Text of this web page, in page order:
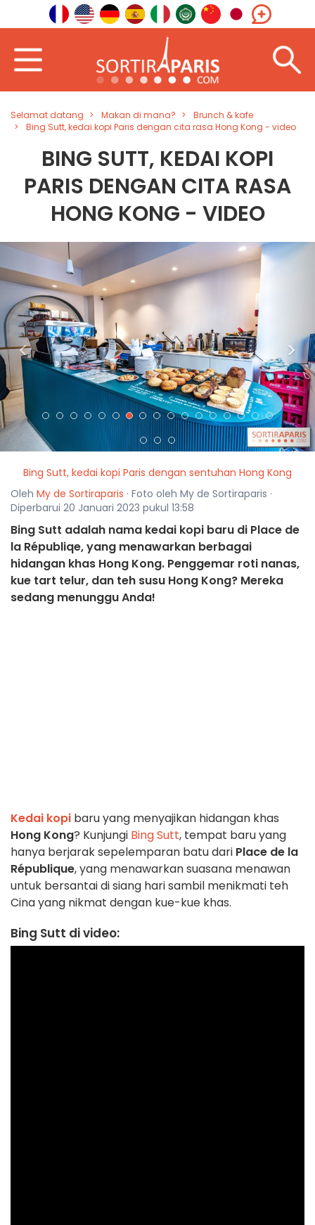
Selamat datang Makan di mana?
Brunch & kafe
Bing Sutt, kedai kopi Paris dengan cita rasa Hong Kong - video
BING SUTT, KEDAI KOPI
PARIS DENGAN CITA RASA
HONG KONG - VIDEO
< >
Bing Sutt, kedai kopi Paris dengan sentuhan Hong Kong
Oleh My de Sortiraparis · Foto oleh My de Sortiraparis ·
Diperbarui 20 Januari 2023 pukul 13:58
Bing Sutt adalah nama kedai kopi baru di Place de
la Républiqe, yang menawarkan berbagai
hidangan khas Hong Kong. Penggemar roti nanas,
kue tart telur, dan teh susu Hong Kong? Mereka
sedang menunggu Anda!
Kedai kopi baru yang menyajikan hidangan khas
Hong Kong? Kunjungi Bing Sutt, tempat baru yang
hanya berjarak sepelemparan batu dari Place de la
République, yang menawarkan suasana menawan
untuk bersantai di siang hari sambil menikmati teh
Cina yang nikmat dengan kue-kue khas.
Bing Sutt di video: